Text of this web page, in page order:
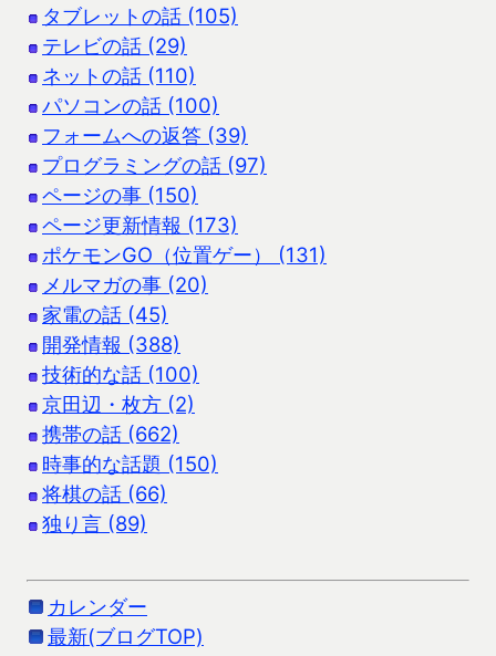
タブレットの話 (105)
テレビの話 (29)
ネットの話 (110)
パソコンの話 (100)
フォームへの返答 (39)
プログラミングの話 (97)
ページの事 (150)
ページ更新情報 (173)
ポケモンGO（位置ゲー） (131)
メルマガの事 (20)
家電の話 (45)
開発情報 (388)
技術的な話 (100)
京田辺・枚方 (2)
携帯の話 (662)
時事的な話題 (150)
将棋の話 (66)
独り言 (89)
カレンダー
最新(ブログTOP)